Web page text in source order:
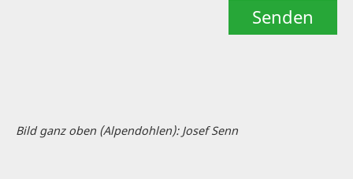
Bild ganz oben (Alpendohlen): Josef Senn